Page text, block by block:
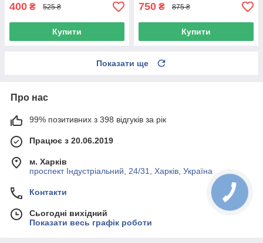
400 ₴ 525 ₴
Купити
750 ₴ 875 ₴
Купити
Показати ще
Про нас
99% позитивних з 398 відгуків за рік
Працює з 20.06.2019
м. Харків
проспект Індустріальний, 24/31, Харків, Україна
Контакти
Сьогодні вихідний
Показати весь графік роботи